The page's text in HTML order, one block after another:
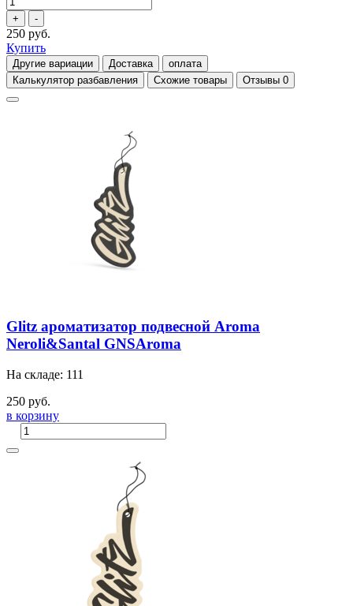
250 руб.
Купить
Другие вариации Доставка
оплата
Калькулятор разбавления
Схожие товары Отзывы 0
Glitz ароматизатор подвесной Aroma
Neroli&Santal GNSAroma
На складе: 111
250 руб.
в корзину